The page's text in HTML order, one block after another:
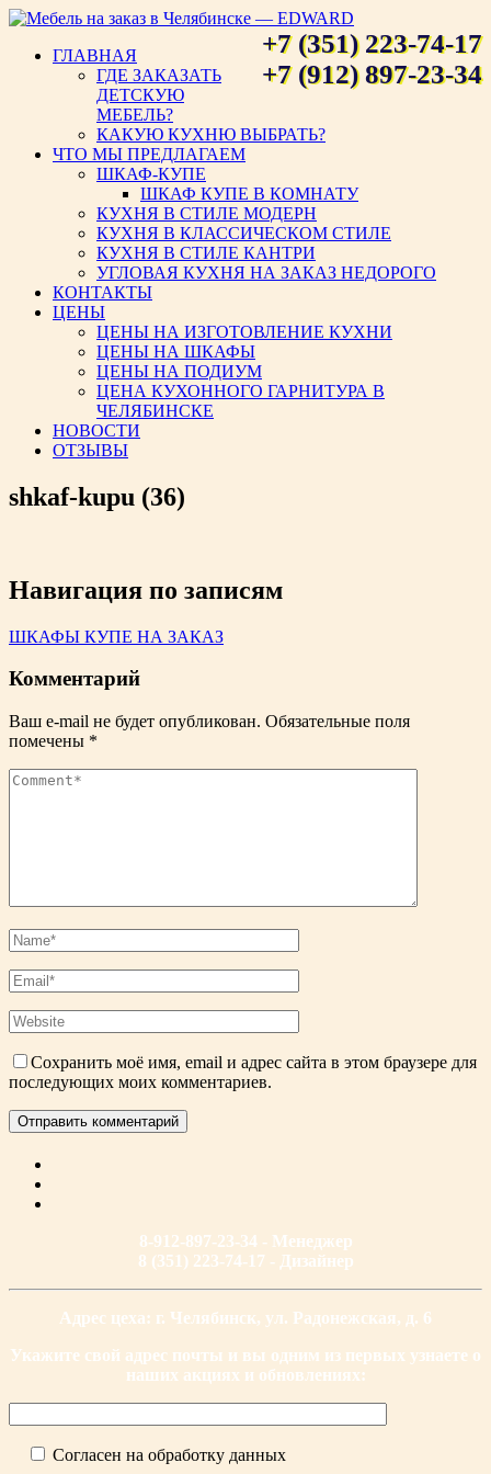
Мебель на заказ в Челябинске
— EDWARD
+7 (351) 223-74-17
+7 (912) 897-23-34
ГЛАВНАЯ
ГДЕ ЗАКАЗАТЬ
ДЕТСКУЮ
МЕБЕЛЬ?
КАКУЮ КУХНЮ ВЫБРАТЬ?
ЧТО МЫ ПРЕДЛАГАЕМ
ШКАФ-КУПЕ
ШКАФ КУПЕ В КОМНАТУ
КУХНЯ В СТИЛЕ МОДЕРН
КУХНЯ В КЛАССИЧЕСКОМ СТИЛЕ
КУХНЯ В СТИЛЕ КАНТРИ
УГЛОВАЯ КУХНЯ НА ЗАКАЗ НЕДОРОГО
КОНТАКТЫ
ЦЕНЫ
ЦЕНЫ НА ИЗГОТОВЛЕНИЕ КУХНИ
ЦЕНЫ НА ШКАФЫ
ЦЕНЫ НА ПОДИУМ
ЦЕНА КУХОННОГО ГАРНИТУРА В
ЧЕЛЯБИНСКЕ
НОВОСТИ
ОТЗЫВЫ
shkaf-kupu (36)
Навигация по записям
ШКАФЫ КУПЕ НА ЗАКАЗ
Комментарий
Ваш e-mail не будет опубликован. Обязательные поля
помечены *
Сохранить моё имя, email и адрес сайта в этом браузере для
последующих моих комментариев.
8-912-897-23-34 - Менеджер
8 (351) 223-74-17 - Дизайнер
Адрес цеха: г. Челябинск, ул. Радонежская, д. 6
Укажите свой адрес почты и вы одним из первых узнаете о
наших акциях и обновлениях:
Согласен на обработку данных